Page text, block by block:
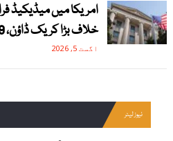
امریکا میں میڈیکیڈ
خلاف بڑا کریک ڈاؤن، 19 افراد…
اگست 5, 2026
نیوز لیٹر